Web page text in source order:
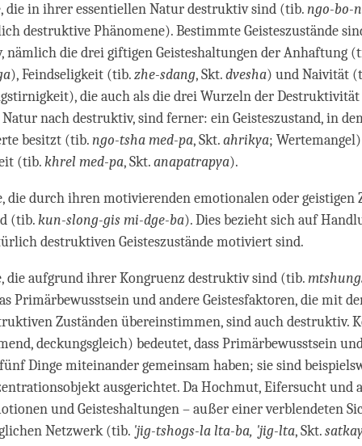
die in ihrer essentiellen Natur destruktiv sind (tib.ngo-bo-
destruktive Phänomene). Bestimmte Geisteszustände
nämlich die drei giftigen Geisteshaltungen der Anhaftung
), Feindseligkeit (tib.zhe-sdang, Skt.dvesha) und Naivität
die auch als die drei Wurzeln der
nach destruktiv, sind ferner: ein Geisteszustand, in
besitzt (tib.ngo-tsha med-pa, Skt.ahrikya;
(tib.khrel med-pa, Skt.anapatrapya).
die durch ihren motivierenden emotionalen oder geistigen
(tib.kun-slong-gis mi-dge-ba). Dies bezieht sich auf
destruktiven Geisteszustände motiviert sind.
die aufgrund ihrer Kongruenz destruktiv sind (tib.
Primärbewusstsein und andere Geistesfaktoren, die mit
Zuständen übereinstimmen, sind auch destruktiv.
deckungsgleich) bedeutet, dass Primärbewusstsein
Dinge miteinander gemeinsam haben; sie sind
ausgerichtet. Da Hochmut, Eifersucht und
und Geisteshaltungen – außer einer verblendeten
Netzwerk (tib. 'jig-tshogs-la lta-ba, 'jig-lta, Skt.